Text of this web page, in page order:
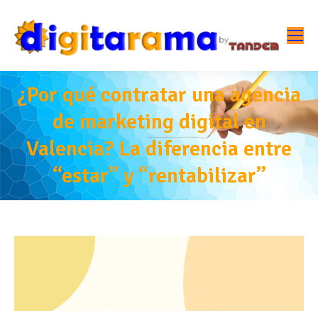
¿Por qué contratar una agencia
de marketing digital en
Valencia? La diferencia entre
“estar” y “rentabilizar”